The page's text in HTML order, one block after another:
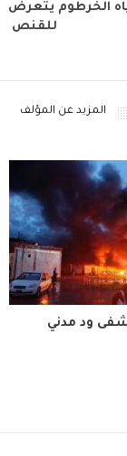
الخرطوم يتعرض
للقنص
المزيد عن المؤلف
ود مدني